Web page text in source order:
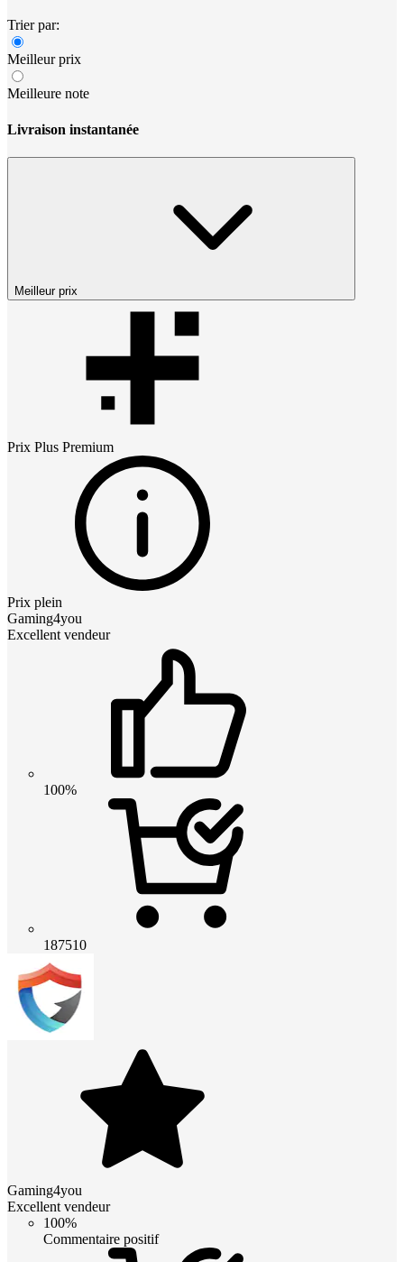
Trier par:
Meilleur prix
Meilleure note
Livraison instantanée
Meilleur prix
Prix Plus Premium
Prix plein
Gaming4you
Excellent vendeur
100%
187510
Gaming4you
Excellent vendeur
100%
Commentaire positif